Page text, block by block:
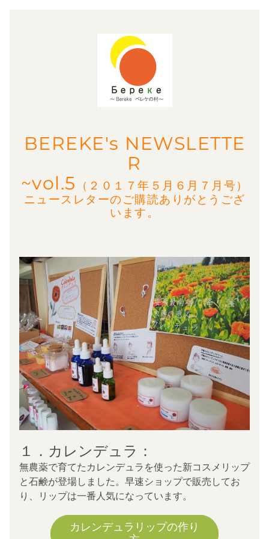
BEREKE's NEWSLETTE
R
~vol.5
（２０１７年５月６月７月号）
ニュースレターのご購読ありがとうござ
います。
１．カレンデュラ：
無農薬で育てたカレンデュラを使った新コスメリップ
と石鹸が登場しました。早速ショップで販売してお
り、リップは一番人気になっています。
カレンデュラリップの作り